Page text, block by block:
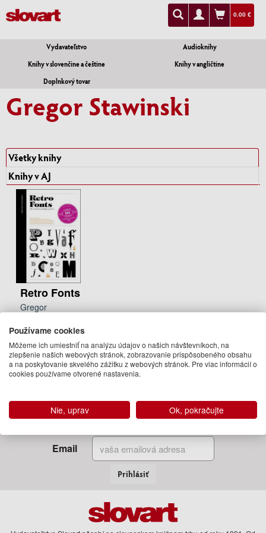
0.00 €
Vydavateľstvo
Audioknihy
Knihy v slovenčine a češtine
Knihy v angličtine
Doplnkový tovar
Gregor Stawinski
Všetky knihy
Knihy v AJ
Retro Fonts
Gregor
42.95 €
Na
objednávku
Zadajte Váš email
Email
Prihlásiť
Používame cookies
Môžeme ich umiestniť na analýzu údajov o našich návštevníkoch, na
zlepšenie našich webových stránok, zobrazovanie prispôsobeného obsahu
a na poskytovanie skvelého zážitku z webových stránok. Pre viac informácií o
cookies používame otvorené nastavenia.
Nie, uprav Ok, pokračujte